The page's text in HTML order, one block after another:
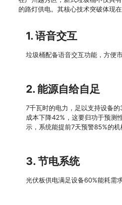
的路灯供电。其核心技术突破体现
1. 语音交互
垃圾桶配备语音交互功能，方便市
2. 能源自给自足
7千瓦时的电力，足以支持设备
成本下降42%，这要归功于预测
示，系统能提前7天预警85%的机
3. 节电系统
光伏板供电满足设备60%能耗需求